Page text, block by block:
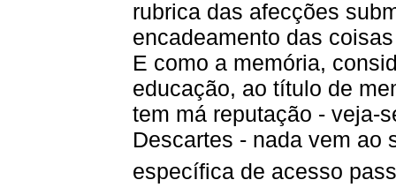
rubrica das afecções
encadeamento das
E como a memória,
educação, ao título de
tem má reputação - veja-
Descartes - nada vem ao
específica de acesso